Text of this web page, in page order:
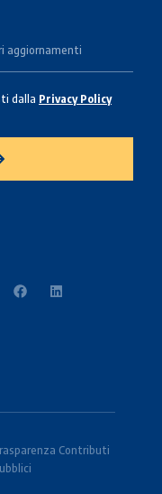
dalla Privacy Policy
Contributi